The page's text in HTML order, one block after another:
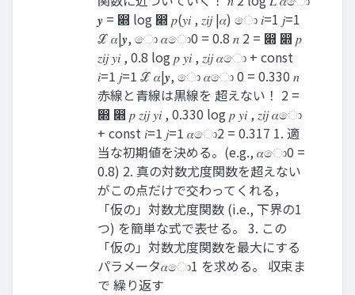
𝒚 = ෍ log ෍ 𝑝(𝑦𝑖 , 𝑧𝑖𝑗 |𝛼) ො 𝑖=1 𝑗=1
ℒ 𝛼|𝒚, ො 𝛼ො0 = 0.8 𝑛 2 = ෍ ෍ 𝑝
𝑧𝑖𝑗 𝑦𝑖 , 0.8 log 𝑝 𝑦𝑖 , 𝑧𝑖𝑗 𝛼ො + const
𝑖=1 𝑗=1 ℒ 𝛼|𝒚, ො 𝛼ො 0 = 0.330 𝑛
赤線と青線は黒線を 超えない！ 2 =
෍ ෍ 𝑝 𝑧𝑖𝑗 𝑦𝑖 , 0.330 log 𝑝 𝑦𝑖 , 𝑧𝑖𝑗 𝛼ො
+ const 𝑖=1 𝑗=1 𝛼ො2 = 0.317 1. 適
当な初期値を決める。(e.g., 𝛼ො0 =
0.8) 2. 真の対数尤度関数を超えない
がこの点だけで交わってくれる，
「仮の」対数尤度関数 (i.e., 下界の1
つ) を簡単な式で表せる。 3. この
「仮の」対数尤度関数を最大にする
パラメータ𝛼ො1 を求める。 収束ま
で 繰り返す